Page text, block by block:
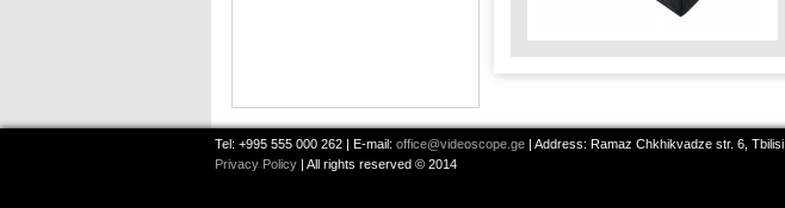
Tel: +995 555 000 262 | E-mail: office@videoscope.ge| Address: Ramaz Chkhikvadze str. 6,
Privacy Policy | All rights reserved © 2014